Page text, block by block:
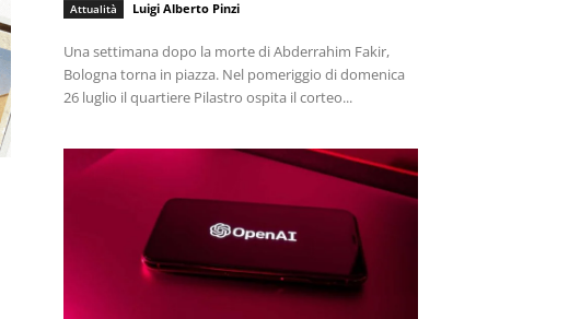
Attualità Luigi Alberto Pinzi
Una settimana dopo la morte di Abderrahim Fakir,
Bologna torna in piazza. Nel pomeriggio di domenica
26 luglio il quartiere Pilastro ospita il corteo...